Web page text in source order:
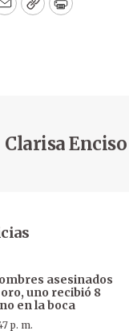
EmailCopyPrint
Clarisa Enciso
asesinados
uno recibió 8
en la boca
p. m.